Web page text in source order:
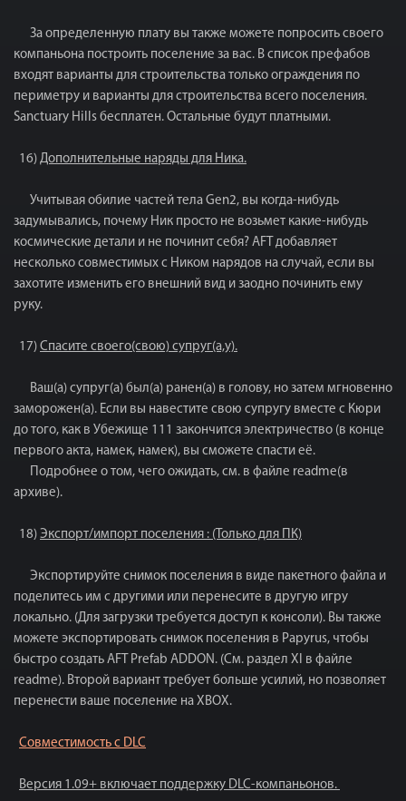
За определенную плату вы также можете попросить своего
компаньона построить поселение за вас. В список префабов
входят варианты для строительства только ограждения по
периметру и варианты для строительства всего поселения.
Sanctuary Hills бесплатен. Остальные будут платными.
16) Дополнительные наряды для Ника.
Учитывая обилие частей тела Gen2, вы когда-нибудь
задумывались, почему Ник просто не возьмет какие-нибудь
космические детали и не починит себя? AFT добавляет
несколько совместимых с Ником нарядов на случай, если вы
захотите изменить его внешний вид и заодно починить ему
руку.
17) Спасите своего(свою) супруг(а,у).
Ваш(а) супруг(а) был(а) ранен(а) в голову, но затем мгновенно
заморожен(а). Если вы навестите свою супругу вместе с Кюри
до того, как в Убежище 111 закончится электричество (в конце
первого акта, намек, намек), вы сможете спасти её.
Подробнее о том, чего ожидать, см. в файле readme(в
архиве).
18) Экспорт/импорт поселения : (Только для ПК)
Экспортируйте снимок поселения в виде пакетного файла и
поделитесь им с другими или перенесите в другую игру
локально. (Для загрузки требуется доступ к консоли). Вы также
можете экспортировать снимок поселения в Papyrus, чтобы
быстро создать AFT Prefab ADDON. (См. раздел XI в файле
readme). Второй вариант требует больше усилий, но позволяет
перенести ваше поселение на XBOX.
Совместимость с DLC
Версия 1.09+ включает поддержку DLC-компаньонов.